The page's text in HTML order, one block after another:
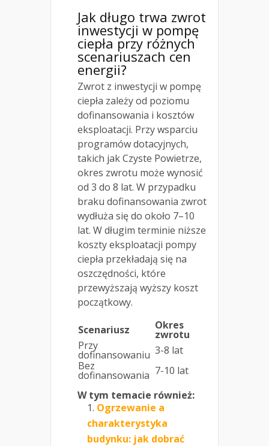
Jak długo trwa zwrot
inwestycji w pompę
ciepła przy różnych
scenariuszach cen
energii?
Zwrot z inwestycji w pompę
ciepła zależy od poziomu
dofinansowania i kosztów
eksploatacji. Przy wsparciu
programów dotacyjnych,
takich jak Czyste Powietrze,
okres zwrotu może wynosić
od 3 do 8 lat. W przypadku
braku dofinansowania zwrot
wydłuża się do około 7–10
lat. W długim terminie niższe
koszty eksploatacji pompy
ciepła przekładają się na
oszczędności, które
przewyższają wyższy koszt
początkowy.
Scenariusz Okres
zwrotu
Przy
dofinansowaniu 3-8 lat
Bez
dofinansowania 7-10 lat
W tym temacie również:
Ogrzewanie a
charakterystyka
budynku: jak dobrać